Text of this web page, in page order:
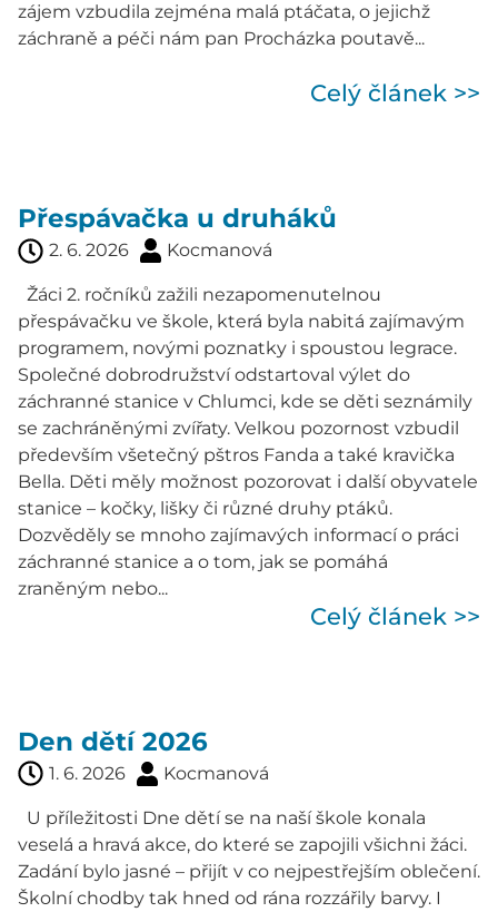
zájem vzbudila zejména malá ptáčata, o jejichž
záchraně a péči nám pan Procházka poutavě...
Celý článek >>
Přespávačka u druháků
2. 6. 2026 Kocmanová
Žáci 2. ročníků zažili nezapomenutelnou
přespávačku ve škole, která byla nabitá zajímavým
programem, novými poznatky i spoustou legrace.
Společné dobrodružství odstartoval výlet do
záchranné stanice v Chlumci, kde se děti seznámily
se zachráněnými zvířaty. Velkou pozornost vzbudil
především všetečný pštros Fanda a také kravička
Bella. Děti měly možnost pozorovat i další obyvatele
stanice – kočky, lišky či různé druhy ptáků.
Dozvěděly se mnoho zajímavých informací o práci
záchranné stanice a o tom, jak se pomáhá
zraněným nebo...
Celý článek >>
Den dětí 2026
1. 6. 2026 Kocmanová
U příležitosti Dne dětí se na naší škole konala
veselá a hravá akce, do které se zapojili všichni žáci.
Zadání bylo jasné – přijít v co nejpestřejším oblečení.
Školní chodby tak hned od rána rozzářily barvy. I